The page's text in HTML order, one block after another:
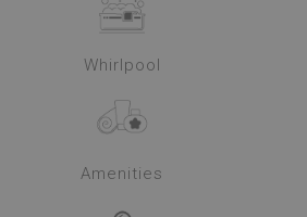
Whirlpool
Amenities